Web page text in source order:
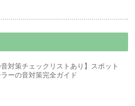
音対策チェックリストあり】スポット
ーの音対策完全ガイド